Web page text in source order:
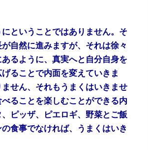
ということではありません。そ
自然に進みますが、それは徐々
るように、真実へと自分自身を
ることで内面を変えていきま
せん、それもうまくはいきませ
ることを楽しむことができる内
ピッザ、ピエロギ、野菜とご飯
食事でなければ、うまくはいき